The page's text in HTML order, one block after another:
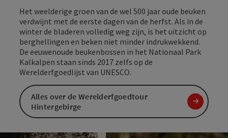
Het weelderige groen van de wel 500 jaar oude beuken
verdwijnt met de eerste dagen van de herfst. Als in de
winter de bladeren volledig weg zijn, is het uitzicht op
berghellingen en beken niet minder indrukwekkend.
De eeuwenoude beukenbossen in het Nationaal Park
Kalkalpen staan ​​sinds 2017 zelfs op de
Werelderfgoedlijst van UNESCO.
Alles over de Werelderfgoedtour
Hintergebirge